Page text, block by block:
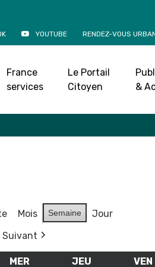
YOUTUBE RENDEZ-VOUS
France
services
Le Portail
Citoyen
&
Accueil»Agenda
Mois Semaine
Jour
Suivant
MER MERCREDIJEU VEN